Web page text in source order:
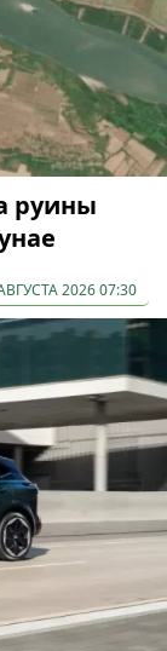
руины
2026 07:30